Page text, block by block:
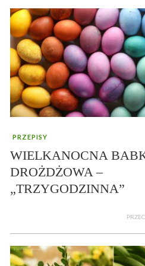
PRZEPISY
WIELKANOCNA
DROŻDŻOWA –
„TRZYGODZINNA”